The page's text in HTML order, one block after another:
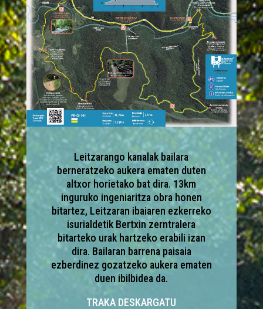
Leitzarango kanalak bailara
berneratzeko aukera ematen duten
altxor horietako bat dira. 13km
inguruko ingeniaritza obra honen
bitartez, Leitzaran ibaiaren ezkerreko
isurialdetik Bertxin zerntralera
bitarteko urak hartzeko erabili izan
dira. Bailaran barrena paisaia
ezberdinez gozatzeko aukera ematen
duen ibilbidea da.
TRAKA DESKARGATU